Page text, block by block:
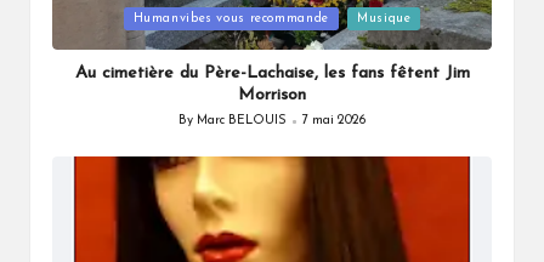
Humanvibes vous recommande Musique
Au cimetière du Père-Lachaise, les fans fêtent Jim
Morrison
Posted
By Marc BELOUIS 7 mai 2026